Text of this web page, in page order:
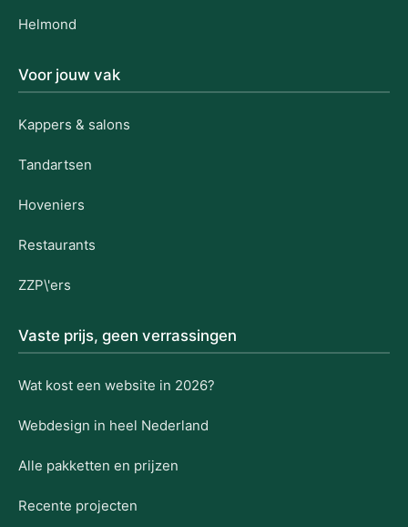
Helmond
Voor jouw vak
Kappers & salons
Tandartsen
Hoveniers
Restaurants
ZZP\'ers
Vaste prijs, geen verrassingen
Wat kost een website in 2026?
Webdesign in heel Nederland
Alle pakketten en prijzen
Recente projecten